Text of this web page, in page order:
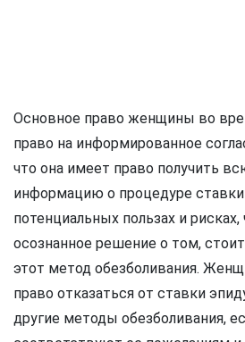
Основное право женщины во
право на информированное
что она имеет право получить
информацию о процедуре ставки
потенциальных пользах и
осознанное решение о том,
этот метод обезболивания.
право отказаться от ставки
другие методы обезболивания,